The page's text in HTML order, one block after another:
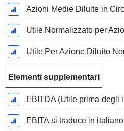
Azioni Medie Diluite in
Utile Normalizzato per
Utile Per Azione Diluito
Elementi supplementari